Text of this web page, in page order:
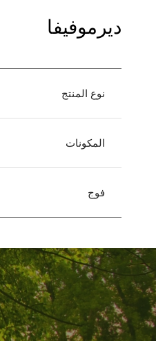
ديرموفيفا
نوع المنتج
المكونات
فوج